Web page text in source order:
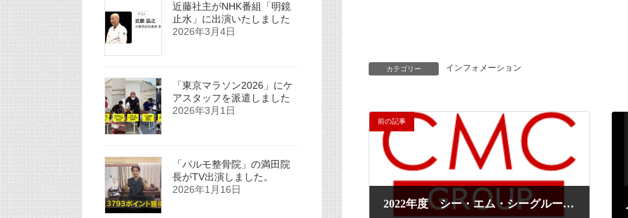
カテゴリー インフォメーション
前の記事
2022年度 シー・エム・シーグループ入社式を行いました。
近藤社主がNHK番組「明鏡
止水」に出演いたしました
2026年3月4日
「東京マラソン2026」にケ
アスタッフを派遣しました
2026年3月1日
「パルモ整骨院」の満田院
長がTV出演しました。
2026年1月16日